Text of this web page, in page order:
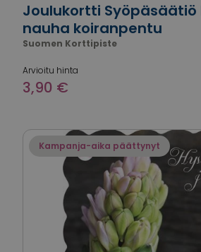
Joulukortti Syöpäsäätiö
nauha koiranpentu
Suomen Korttipiste
Arvioitu hinta
3,90 €
Kampanja-aika päättynyt